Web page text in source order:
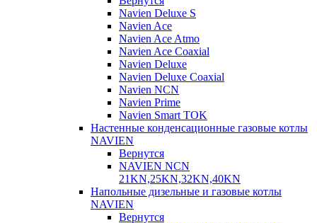
Navien Deluxe S
Navien Ace
Navien Ace Atmo
Navien Ace Coaxial
Navien Deluxe
Navien Deluxe Coaxial
Navien NCN
Navien Prime
Navien Smart TOK
Настенные конденсационные газовые котлы
NAVIEN
Вернутся
NAVIEN NCN
21KN,25KN,32KN,40KN
Напольные дизельные и газовые котлы
NAVIEN
Вернутся